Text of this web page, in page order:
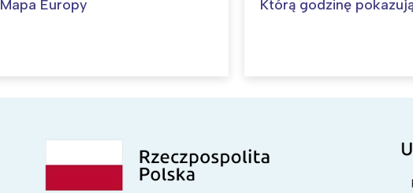
Mapa Europy Którą godzinę